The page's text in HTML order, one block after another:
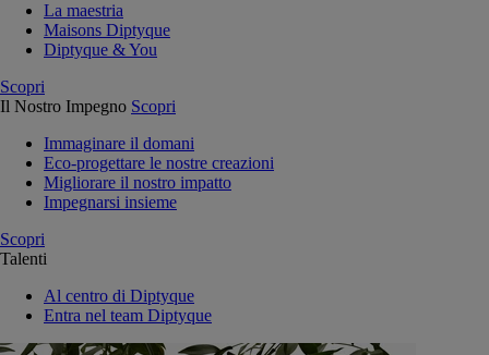
La maestria
Maisons Diptyque
Diptyque & You
Scopri
Il Nostro Impegno Scopri
Immaginare il domani
Eco-progettare le nostre creazioni
Migliorare il nostro impatto
Impegnarsi insieme
Scopri
Talenti
Al centro di Diptyque
Entra nel team Diptyque